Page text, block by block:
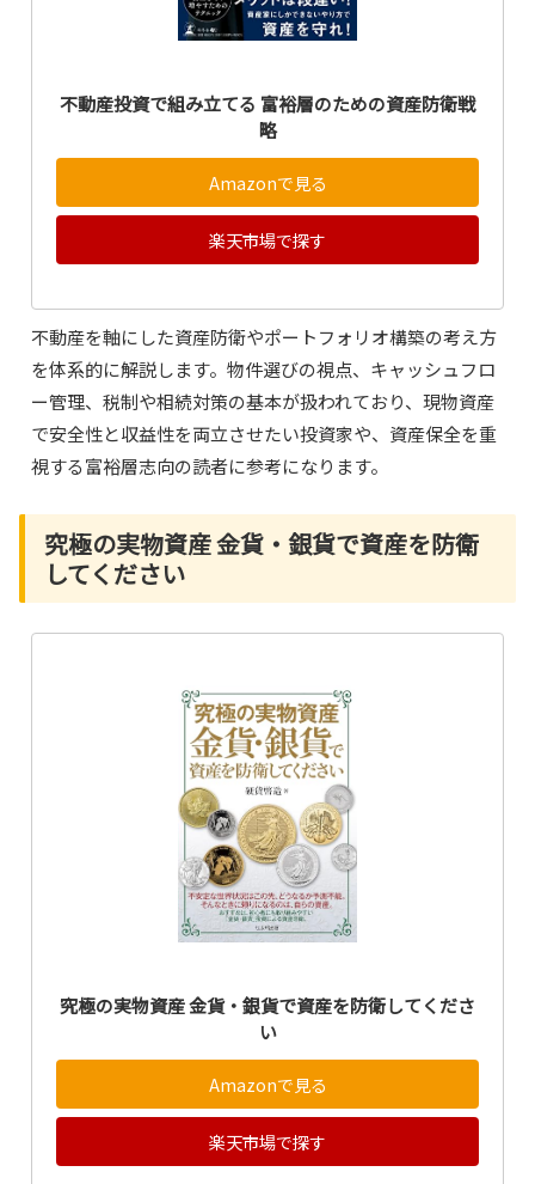
不動産投資で組み立てる 富裕層のための資産防衛戦
略
Amazonで見る
楽天市場で探す
不動産を軸にした資産防衛やポートフォリオ構築の考え方
を体系的に解説します。物件選びの視点、キャッシュフロ
ー管理、税制や相続対策の基本が扱われており、現物資産
で安全性と収益性を両立させたい投資家や、資産保全を重
視する富裕層志向の読者に参考になります。
究極の実物資産 金貨・銀貨で資産を防衛
してください
究極の実物資産 金貨・銀貨で資産を防衛してくださ
い
Amazonで見る
楽天市場で探す